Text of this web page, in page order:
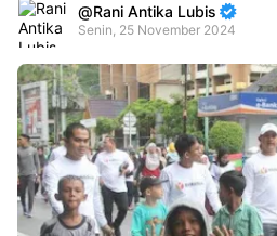
Rani Antika Lubis
Senin, 25 November 2024
Premium
By
Raushan
Design
With
Shroff
Templates